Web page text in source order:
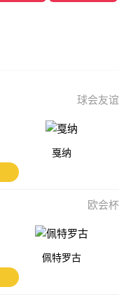
球会友谊
戛纳
欧会杯
佩特罗古